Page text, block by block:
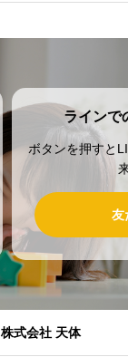
ラインで
ボタンを押すと
友
式会社 天体